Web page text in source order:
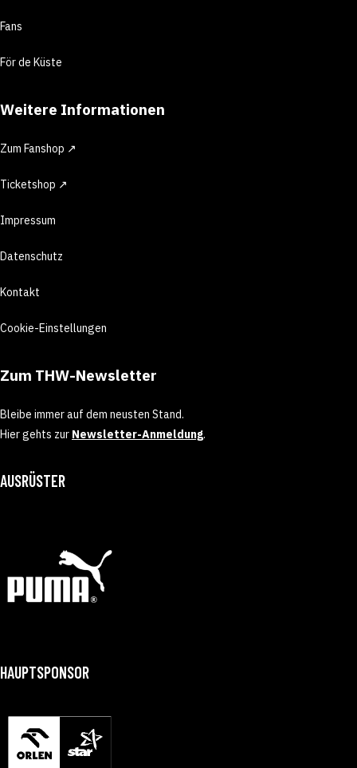
Fans
För de Küste
Weitere Informationen
Zum Fanshop ↗
Ticketshop ↗
Impressum
Datenschutz
Kontakt
Cookie-Einstellungen
Zum THW-Newsletter
Bleibe immer auf dem neusten Stand.
Hier gehts zur Newsletter-Anmeldung.
AUSRÜSTER
HAUPTSPONSOR